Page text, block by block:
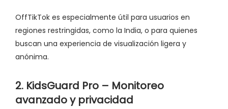
OffTikTok es especialmente útil para usuarios en
regiones restringidas, como la India, o para quienes
buscan una experiencia de visualización ligera y
anónima.
2. KidsGuard Pro – Monitoreo
avanzado y privacidad